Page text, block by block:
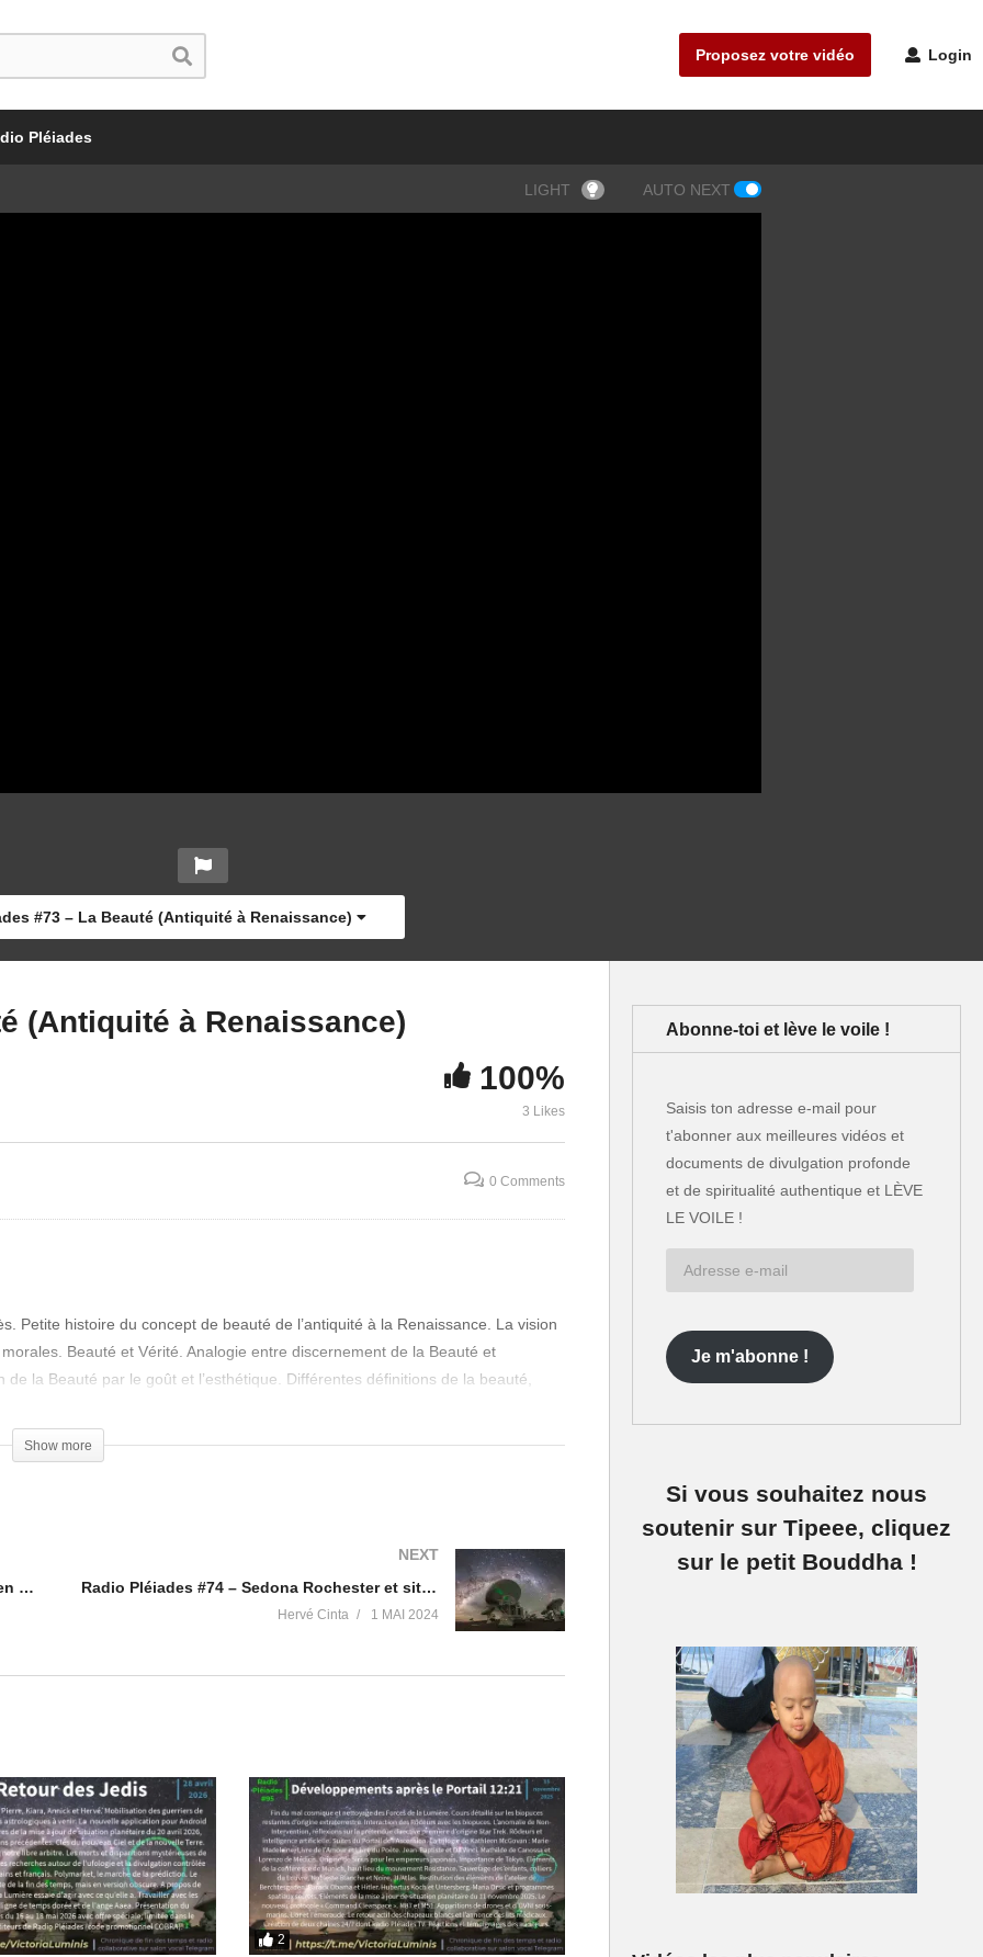
Proposez votre vidéo Login
Pléiades
LIGHT AUTO NEXT
#73 – La Beauté (Antiquité à Renaissance)
(Antiquité à Renaissance)
100%
3 Likes
0 Comments
Petite histoire du concept de beauté de l’antiquité à la Renaissance. La vision
Beauté et Vérité. Analogie entre discernement de la Beauté et
la Beauté par le goût et l’esthétique. Différentes définitions de la beauté,
Témoignages des auditeurs.
accompagner vers l'Evénement, la guérison individuelle et planétaire !
Victoria-Luminis/100063484569378/
Show more
GPA et marchandisation des corps. Entretien avec Olivia Maurel
NEXT
Radio Pléiades #74 – Sedona Rochester et situation planétaire
Hervé Cinta 1 MAI 2024
2
Abonne-toi et lève le voile !
Saisis ton adresse e-mail pour
t'abonner aux meilleures vidéos et
documents de divulgation profonde
et de spiritualité authentique et LÈVE
LE VOILE !
Je m'abonne !
Si vous souhaitez nous
soutenir sur Tipeee, cliquez
sur le petit Bouddha !